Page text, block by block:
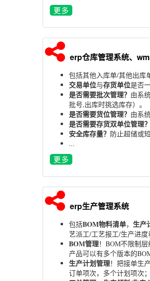
erp仓库管理系统、
包括其他入库单/其他出库
交易单位与存货单位是否
是否需要批次管理？ 由系
批号,出库时挑选库存）。
是否需要货位管理？ 由系
是否需要存货双单位管理？
安全库存量？ 防止超储或
...
erp生产管理系统
包括BOM物料清单， 生产
艺派工/工艺报工/生产进度
BOM管理！BOM不限制
产品可以有多个版本的
生产计划管理！把接单生
订单项次，多个计划项次